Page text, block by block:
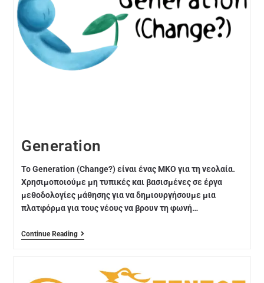
Generation
Το Generation (Change?) είναι ένας ΜΚΟ για τη νεολαία.
Χρησιμοποιούμε μη τυπικές και βασισμένες σε έργα
μεθοδολογίες μάθησης για να δημιουργήσουμε μια
πλατφόρμα για τους νέους να βρουν τη φωνή…
Continue Reading